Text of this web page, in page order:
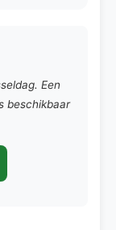
Een
beschikbaar